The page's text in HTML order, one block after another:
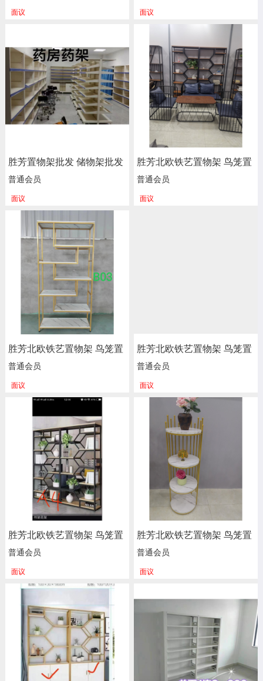
架 公寓床单人床折叠床 上
家具
面议
移动小茶几 咖啡台 收纳架
置物架 长青家具
面议
胜芳置物架批发 储物架批发
隔断架批发 多层架批发 书
架 货架 文件架 天玉星家具
普通会员
面议
胜芳北欧铁艺置物架 鸟笼置
物架 客厅阳台落地多层花架
服装店包包架 金色展示架
普通会员
面议
胜芳北欧铁艺置物架 鸟笼置
物架 客厅阳台落地多层花架
服装店包包架 金色展示架
正尚家具批发
普通会员
面议
胜芳北欧铁艺置物架 鸟笼置
物架 客厅阳台落地多层花架
服装店包包架 金色展示架
正尚家具批发
普通会员
面议
胜芳北欧铁艺置物架 鸟笼置
物架 客厅阳台落地多层花架
服装店包包架 金色展示架
正尚家具批发
普通会员
面议
胜芳北欧铁艺置物架 鸟笼置
物架 客厅阳台落地多层花架
服装店包包架 金色展示架
普通会员
面议